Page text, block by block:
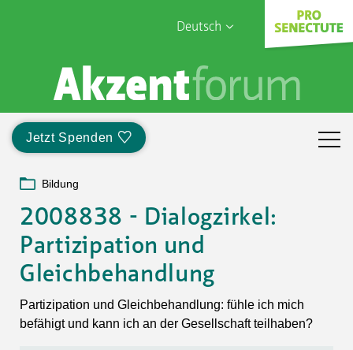
Deutsch
English
Français
Jetzt Spenden
Sophia Care
Bildung
2008838 - Dialogzirkel:
Partizipation und
Gleichbehandlung
Partizipation und Gleichbehandlung: fühle ich mich
befähigt und kann ich an der Gesellschaft teilhaben?